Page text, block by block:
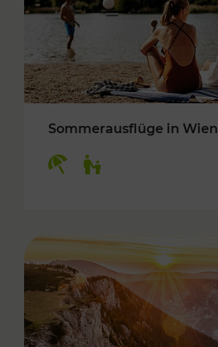
Sommerausflüge in Wien